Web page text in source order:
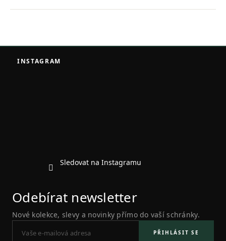
Z
INSTAGRAM
Sledovat na Instagramu
Odebírat newsletter
Nové kolekce, slevy a novinky přímo do vaší schránky.
PŘIHLÁSIT SE